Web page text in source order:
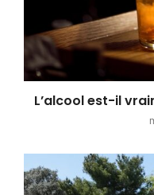
L’alcool est-il